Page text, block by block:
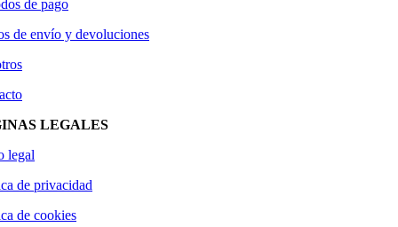
de pago
de envío y devoluciones
LEGALES
legal
de privacidad
de cookies